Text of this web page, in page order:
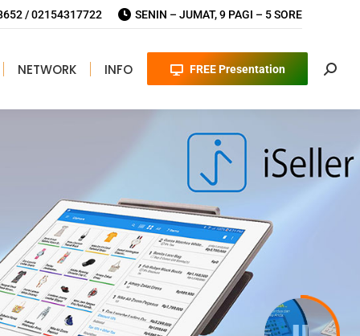
/ 02154317722 SENIN – JUMAT, 9 PAGI – 5 SORE
NETWORK INFO FREE Presentation